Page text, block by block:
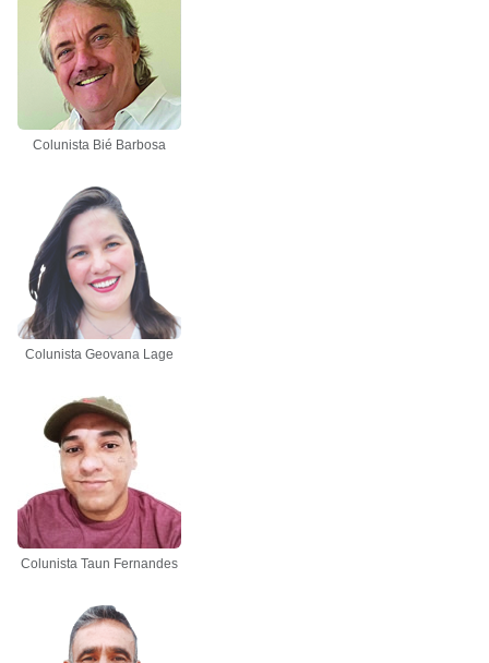
Colunista Bié Barbosa
Colunista Geovana Lage
Colunista Taun Fernandes